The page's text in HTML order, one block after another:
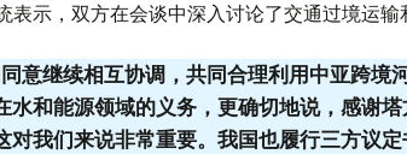
表示，双方在会谈中深入讨论了交通过境运输
意继续相互协调，共同合理利用中亚跨境
水和能源领域的义务，更确切地说，感谢
对我们来说非常重要。我国也履行三方议